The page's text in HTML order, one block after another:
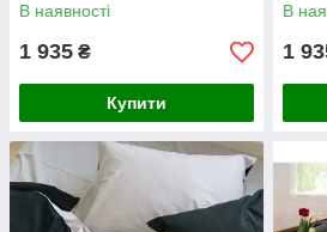
В наявності
1 935 ₴
Купити
В
1